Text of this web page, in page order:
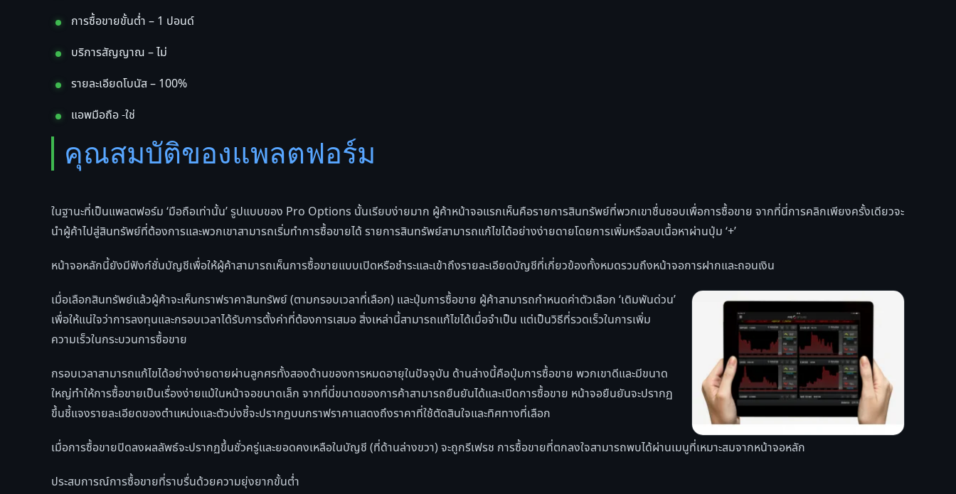
การซื้อขายขั้นต่ำ – 1 ปอนด์
บริการสัญญาณ – ไม่
รายละเอียดโบนัส – 100%
แอพมือถือ -ใช่
คุณสมบัติของแพลตฟอร์ม
ในฐานะที่เป็นแพลตฟอร์ม ‘มือถือเท่านั้น’ รูปแบบของ Pro Options นั้นเรียบง่ายมาก ผู้ค้าหน้าจอแรกเห็นคือรายการสินทรัพย์ที่พวกเขาชื่นชอบเพื่อการซื้อขาย จากที่นี่การคลิกเพียงครั้งเดียวจะ
นำผู้ค้าไปสู่สินทรัพย์ที่ต้องการและพวกเขาสามารถเริ่มทำการซื้อขายได้ รายการสินทรัพย์สามารถแก้ไขได้อย่างง่ายดายโดยการเพิ่มหรือลบเนื้อหาผ่านปุ่ม ‘+’
หน้าจอหลักนี้ยังมีฟังก์ชั่นบัญชีเพื่อให้ผู้ค้าสามารถเห็นการซื้อขายแบบเปิดหรือชำระและเข้าถึงรายละเอียดบัญชีที่เกี่ยวข้องทั้งหมดรวมถึงหน้าจอการฝากและถอนเงิน
เมื่อเลือกสินทรัพย์แล้วผู้ค้าจะเห็นกราฟราคาสินทรัพย์ (ตามกรอบเวลาที่เลือก) และปุ่มการซื้อขาย ผู้ค้าสามารถกำหนดค่าตัวเลือก ‘เดิมพันด่วน’
เพื่อให้แน่ใจว่าการลงทุนและกรอบเวลาได้รับการตั้งค่าที่ต้องการเสมอ สิ่งเหล่านี้สามารถแก้ไขได้เมื่อจำเป็น แต่เป็นวิธีที่รวดเร็วในการเพิ่ม
ความเร็วในกระบวนการซื้อขาย
กรอบเวลาสามารถแก้ไขได้อย่างง่ายดายผ่านลูกศรทั้งสองด้านของการหมดอายุในปัจจุบัน ด้านล่างนี้คือปุ่มการซื้อขาย พวกเขาดีและมีขนาด
ใหญ่ทำให้การซื้อขายเป็นเรื่องง่ายแม้ในหน้าจอขนาดเล็ก จากที่นี่ขนาดของการค้าสามารถยืนยันได้และเปิดการซื้อขาย หน้าจอยืนยันจะปรากฏ
ขึ้นชี้แจงรายละเอียดของตำแหน่งและตัวบ่งชี้จะปรากฏบนกราฟราคาแสดงถึงราคาที่ใช้ตัดสินใจและทิศทางที่เลือก
เมื่อการซื้อขายปิดลงผลลัพธ์จะปรากฏขึ้นชั่วครู่และยอดคงเหลือในบัญชี (ที่ด้านล่างขวา) จะถูกรีเฟรช การซื้อขายที่ตกลงใจสามารถพบได้ผ่านเมนูที่เหมาะสมจากหน้าจอหลัก
ประสบการณ์การซื้อขายที่ราบรื่นด้วยความยุ่งยากขั้นต่ำ